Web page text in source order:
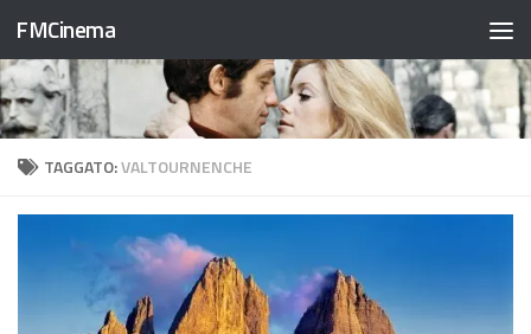
Salta al contenuto
FMCinema
TAGGATO:VALTOURNENCHE